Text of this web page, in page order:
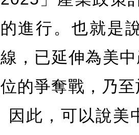
的進行。也就是
線，已延伸為美
位的爭奪戰，乃
因此，可以說美